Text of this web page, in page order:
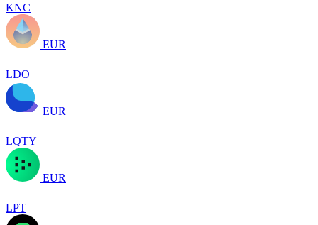
KNC
EUR
LDO
EUR
LQTY
EUR
LPT